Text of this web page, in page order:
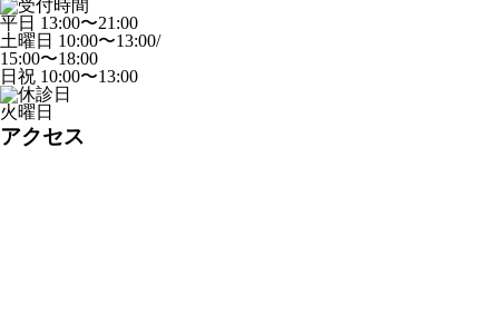
平日 13:00〜21:00
土曜日 10:00〜13:00/
15:00〜18:00
日祝 10:00〜13:00
火曜日
アクセス